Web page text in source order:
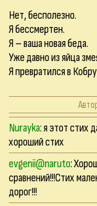
Нет, бесполезно.
Я бессмертен.
Я – ваша новая беда.
Уже давно из яйца
Я превратился в
Nurayka: я этот стих
хороший стих
evgenii@naruto:
сравнений!!!Стих
дорог!!!